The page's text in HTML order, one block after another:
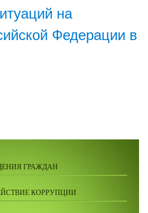
на
Федерации в
ГРАЖДАН
КОРРУПЦИИ